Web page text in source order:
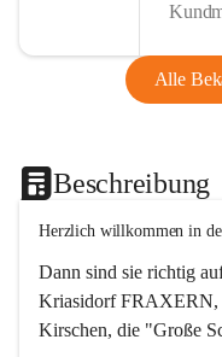
Alle
Beschreibung
Herzlich willkommen in
Dann sind sie richtig
Kriasidorf FRAXERN,
Kirschen, die "Große